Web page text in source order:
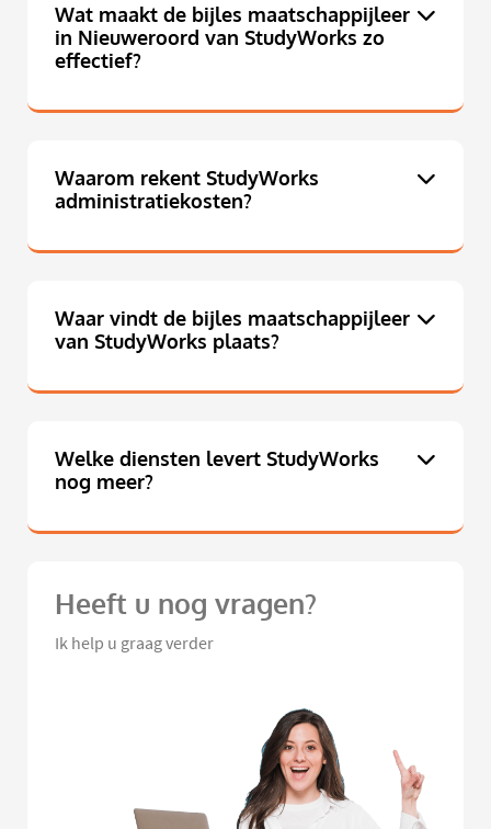
Wat maakt de bijles maatschappijleer
in Nieuweroord van StudyWorks zo
effectief?
Waarom rekent StudyWorks
administratiekosten?
Waar vindt de bijles maatschappijleer
van StudyWorks plaats?
Welke diensten levert StudyWorks
nog meer?
Heeft u nog vragen?
Ik help u graag verder